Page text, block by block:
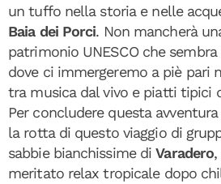
un tuffo nella storia e nelle
Baia dei Porci. Non mancherà
patrimonio UNESCO che
dove ci immergeremo a piè pari
tra musica dal vivo e piatti tipici
Per concludere questa
la rotta di questo viaggio di
sabbie bianchissime diVaradero
meritato relax tropicale dopo